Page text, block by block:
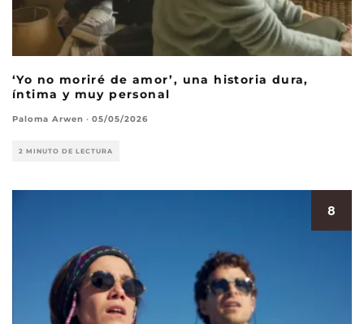
‘Yo no moriré de amor’, una historia dura,
íntima y muy personal
Paloma Arwen · 05/05/2026
2 MINUTO DE LECTURA
8